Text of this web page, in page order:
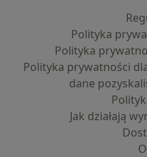
Polityka
Polityka
Polityka prywatności
dane
Jak działają